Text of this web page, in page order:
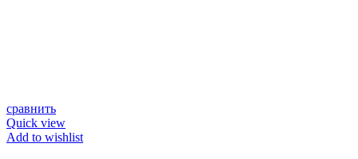
сравнить
Quick view
Add to wishlist